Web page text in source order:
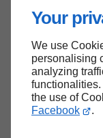
Your
We use
personalising
analyzing
the use of
Facebook
.